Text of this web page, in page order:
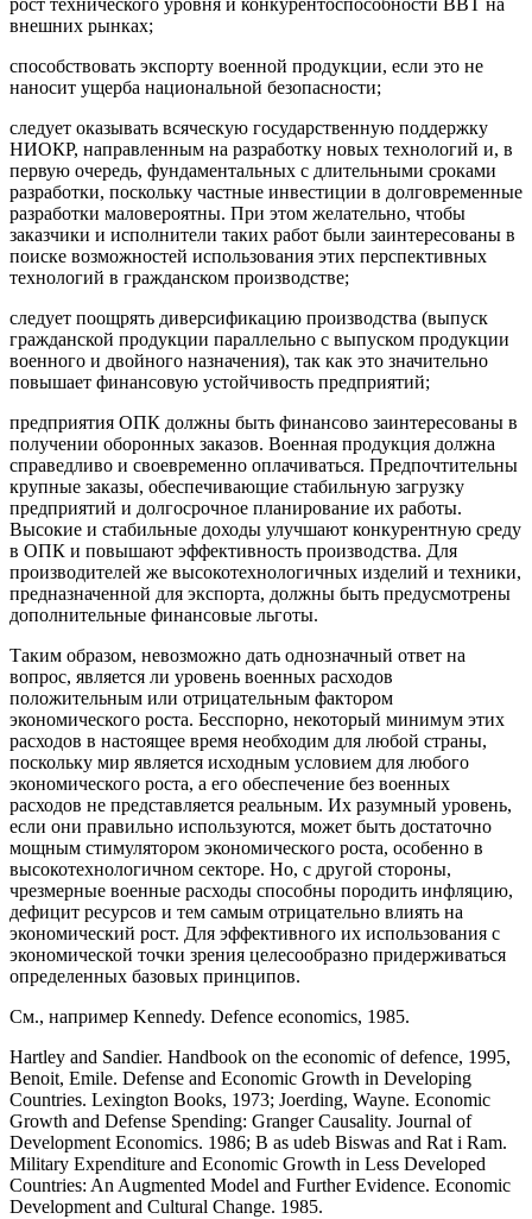
рост технического уровня и конкурентоспособности ВВТ на
внешних рынках;
способствовать экспорту военной продукции, если это не
наносит ущерба национальной безопасности;
следует оказывать всяческую государственную поддержку
НИОКР, направленным на разработку новых технологий и, в
первую очередь, фундаментальных с длительными сроками
разработки, поскольку частные инвестиции в долговременные
разработки маловероятны. При этом желательно, чтобы
заказчики и исполнители таких работ были заинтересованы в
поиске возможностей использования этих перспективных
технологий в гражданском производстве;
следует поощрять диверсификацию производства (выпуск
гражданской продукции параллельно с выпуском продукции
военного и двойного назначения), так как это значительно
повышает финансовую устойчивость предприятий;
предприятия ОПК должны быть финансово заинтересованы в
получении оборонных заказов. Военная продукция должна
справедливо и своевременно оплачиваться. Предпочтительны
крупные заказы, обеспечивающие стабильную загрузку
предприятий и долгосрочное планирование их работы.
Высокие и стабильные доходы улучшают конкурентную среду
в ОПК и повышают эффективность производства. Для
производителей же высокотехнологичных изделий и техники,
предназначенной для экспорта, должны быть предусмотрены
дополнительные финансовые льготы.
Таким образом, невозможно дать однозначный ответ на
вопрос, является ли уровень военных расходов
положительным или отрицательным фактором
экономического роста. Бесспорно, некоторый минимум этих
расходов в настоящее время необходим для любой страны,
поскольку мир является исходным условием для любого
экономического роста, а его обеспечение без военных
расходов не представляется реальным. Их разумный уровень,
если они правильно используются, может быть достаточно
мощным стимулятором экономического роста, особенно в
высокотехнологичном секторе. Но, с другой стороны,
чрезмерные военные расходы способны породить инфляцию,
дефицит ресурсов и тем самым отрицательно влиять на
экономический рост. Для эффективного их использования с
экономической точки зрения целесообразно придерживаться
определенных базовых принципов.
См., например Kennedy. Defence economics, 1985.
Hartley and Sandier. Handbook on the economic of defence, 1995,
Benoit, Emile. Defense and Economic Growth in Developing
Countries. Lexington Books, 1973; Joerding, Wayne. Economic
Growth and Defense Spending: Granger Causality. Journal of
Development Economics. 1986; В as udeb Biswas and Rat i Ram.
Military Expenditure and Economic Growth in Less Developed
Countries: An Augmented Model and Further Evidence. Economic
Development and Cultural Change. 1985.